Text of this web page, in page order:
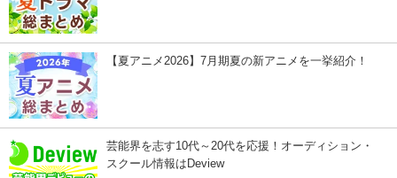
【夏アニメ2026】7月期夏の新アニメを一挙紹介！
芸能界を志す10代～20代を応援！オーディション・
スクール情報はDeview